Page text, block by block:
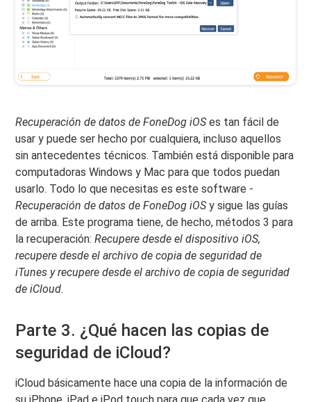
Recuperación de datos de FoneDog iOSes tan fácil de
usar y puede ser hecho por cualquiera, incluso aquellos
sin antecedentes técnicos. También está disponible para
computadoras Windows y Mac para que todos puedan
usarlo. Todo lo que necesitas es este software -
Recuperación de datos de FoneDog iOSy sigue las guías
de arriba. Este programa tiene, de hecho, métodos 3 para
la recuperación:Recupere desde el dispositivo iOS,
recupere desde el archivo de copia de seguridad de
iTunes y recupere desde el archivo de copia de seguridad
de iCloud.
Parte 3. ¿Qué hacen las copias de
seguridad de iCloud?
iCloud básicamente hace una copia de la información de